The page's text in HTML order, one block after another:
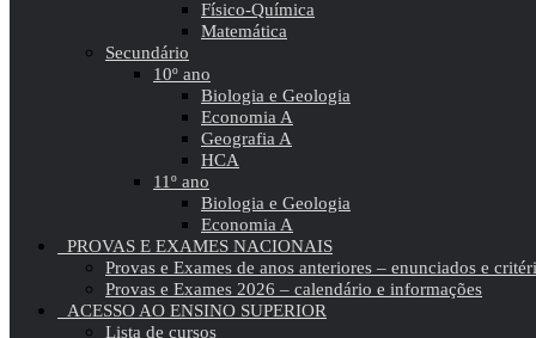
Físico-Química
Matemática
Secundário
10º ano
Biologia e Geologia
Economia A
Geografia A
HCA
11º ano
Biologia e Geologia
Economia A
PROVAS E EXAMES NACIONAIS
Provas e Exames de anos anteriores – enunciados e
Provas e Exames 2026 – calendário e informações
ACESSO AO ENSINO SUPERIOR
Lista de cursos